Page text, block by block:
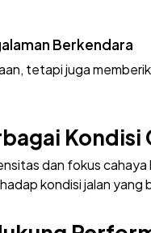
Berkendara
tetapi juga
Kondisi
dan fokus
kondisi jalan yang